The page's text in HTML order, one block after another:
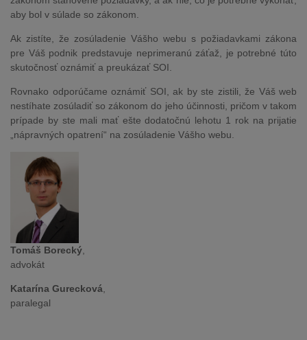
aby bol v súlade so zákonom.
Ak zistíte, že zosúladenie Vášho webu s požiadavkami zákona
pre Váš podnik predstavuje neprimeranú záťaž, je potrebné túto
skutočnosť oznámiť a preukázať SOI.
Rovnako odporúčame oznámiť SOI, ak by ste zistili, že Váš web
nestíhate zosúladiť so zákonom do jeho účinnosti, pričom v takom
prípade by ste mali mať ešte dodatočnú lehotu 1 rok na prijatie
„nápravných opatrení“ na zosúladenie Vášho webu.
Tomáš Borecký
advokát
Katarína Gurecková
paralegal